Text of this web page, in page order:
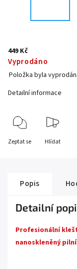
449 Kč
Vyprodáno
Položka byla
Detailní informace
Zeptat se Hlídat
Popis
Detailní
Profesionální
nanoskleněný